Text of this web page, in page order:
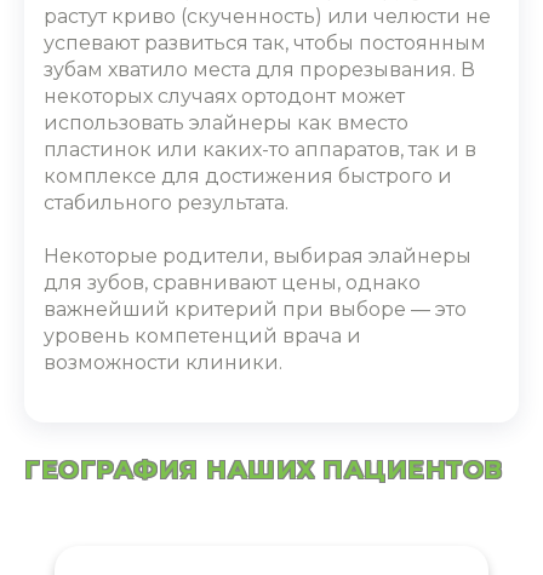
растут криво (скученность) или челюсти не
успевают развиться так, чтобы постоянным
зубам хватило места для прорезывания. В
некоторых случаях ортодонт может
использовать элайнеры как вместо
пластинок или каких-то аппаратов, так и в
комплексе для достижения быстрого и
стабильного результата.
Некоторые родители, выбирая элайнеры
для зубов, сравнивают цены, однако
важнейший критерий при выборе — это
уровень компетенций врача и
возможности клиники.
ГЕОГРАФИЯ НАШИХ ПАЦИЕНТОВ